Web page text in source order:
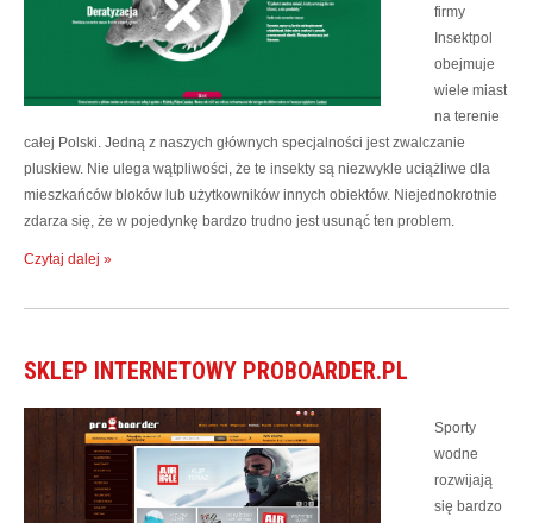
firmy
Insektpol
obejmuje
wiele miast
na terenie
całej Polski. Jedną z naszych głównych specjalności jest zwalczanie
pluskiew. Nie ulega wątpliwości, że te insekty są niezwykle uciążliwe dla
mieszkańców bloków lub użytkowników innych obiektów. Niejednokrotnie
zdarza się, że w pojedynkę bardzo trudno jest usunąć ten problem.
Czytaj dalej »
SKLEP INTERNETOWY PROBOARDER.PL
Sporty
wodne
rozwijają
się bardzo